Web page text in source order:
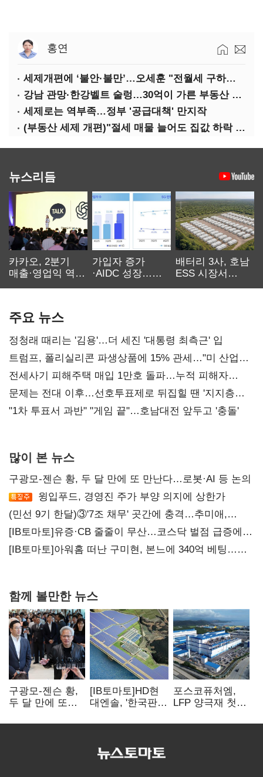
홍연
세제개편에 ‘불안·불만’…오세훈 "전월세 구하기 더 힘들어질 것"
강남 관망·한강벨트 술렁…30억이 가른 부동산 민심
세제로는 역부족…정부 '공급대책' 만지작
(부동산 세제 개편)"절세 매물 늘어도 집값 하락 제한적"…전세난·양극화 심화 우려
뉴스리듬
카카오, 2분기
매출·영업익 역대
가입자 증가
·AIDC 성장…
배터리 3사, 호남
ESS 시장서
주요 뉴스
정청래 때리는 '김용'…더 세진 '대통령 최측근' 입
트럼프, 폴리실리콘 파생상품에 15% 관세…"미 산업
재건"
전세사기 피해주택 매입 1만호 돌파…누적 피해자
4만278명
문제는 전대 이후…선호투표제로 뒤집힐 땐 '지지층
불복'
"1차 투표서 과반" "게임 끝"…호남대전 앞두고 '충돌'
많이 본 뉴스
구광모-젠슨 황, 두 달 만에 또 만난다…로봇·AI 등 논의
윙입푸드, 경영진 주가 부양 의지에 상한가
(민선 9기 한달)③'7조 채무' 곳간에 충격…추미애,
20년만에 '비상재정' 선언 승부수
[IB토마토]유증·CB 줄줄이 무산…코스닥 벌점 급증에
상폐 압박
[IB토마토]아워홈 떠난 구미현, 본느에 340억 베팅…
함께 볼만한 뉴스
구광모-젠슨 황,
두 달 만에 또
등 논의
[IB토마토]HD현
대엔솔, '한국판
세액공제 선택이
포스코퓨처엠,
LFP 양극재 첫
ESS 시장 공략